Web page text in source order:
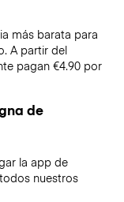
más barata para
A partir del
pagan €4.90 por
de
la app de
nuestros